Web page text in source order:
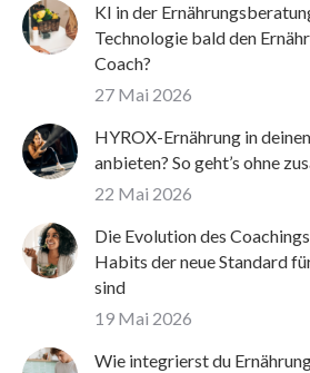
KI in der
Technologie bald den
Coach?
27 Mai 2026
HYROX-Ernährung in
anbieten? So geht’s ohne
22 Mai 2026
Die Evolution des
Habits der neue Standard
sind
19 Mai 2026
Wie integrierst du